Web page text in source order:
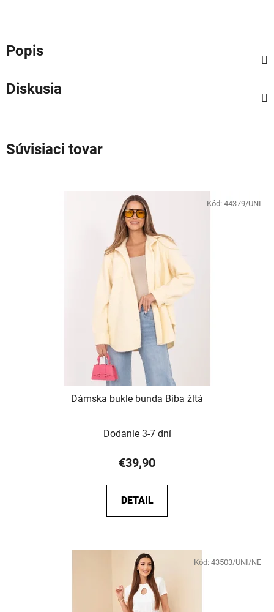
Popis
Diskusia
Súvisiaci tovar
Dámska bukle bunda Biba žltá
Dodanie 3-7 dní
€39,90
DETAIL
Kód: 44379/UNI
Kód: 43503/UNI/NE